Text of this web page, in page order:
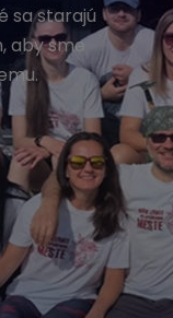
sa starajú
aby sme